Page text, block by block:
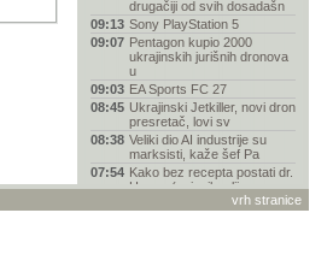
drugačiji od svih dosadašn
09:13 Sony PlayStation 5
09:07 Pentagon kupio 2000
ukrajinskih jurišnih dronova
u
09:03 EA Sports FC 27
08:45 Ukrajinski Jetkiller, novi dron
presretač, lovi sv
08:38 Veliki dio AI industrije su
marksisti, kaže šef Pa
07:54 Kako bez recepta postati dr.
House (ovisnik o lije
Policajac prerušen u grm
vrh stranice